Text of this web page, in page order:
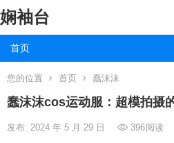
娴袖台
首页
您的位置 首页 蠢沫沫
蠢沫沫cos运动服：超模拍摄
发布: 2024 年 5 月 29 日 396阅读